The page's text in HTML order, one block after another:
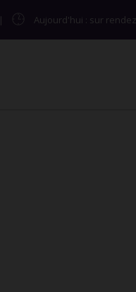
| Aujourd'hui : sur